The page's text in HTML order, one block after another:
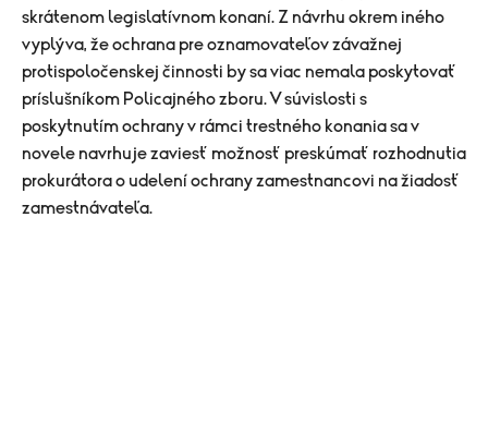
skrátenom legislatívnom konaní. Z návrhu okrem iného
vyplýva, že ochrana pre oznamovateľov závažnej
protispoločenskej činnosti by sa viac nemala poskytovať
príslušníkom Policajného zboru. V súvislosti s
poskytnutím ochrany v rámci trestného konania sa v
novele navrhuje zaviesť možnosť preskúmať rozhodnutia
prokurátora o udelení ochrany zamestnancovi na žiadosť
zamestnávateľa.